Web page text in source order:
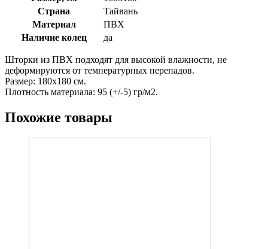
Страна
Тайвань
Материал
ПВХ
Наличие колец
да
Шторки из ПВХ подходят для высокой влажности, не
деформируются от температурных перепадов.
Размер: 180х180 см.
Плотность материала: 95 (+/-5) гр/м2.
Похожие товары